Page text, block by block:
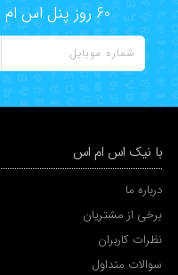
60 روز پنل اس ام اس رایگان، امتحان کنید!
با نیک اس ام اس
درباره ما
برخی از مشتریان
نظرات کاربران
سوالات متداول